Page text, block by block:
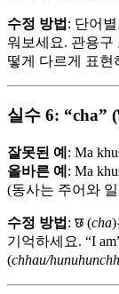
수정 방법 : 단어
워보세요. 관용구
떻게 다르게 표현
실수 6: “cha”
잘못된 예 : Ma
올바른 예 : Ma
(동사는 주어와
수정 방법 : छ (cha)
기억하세요. “I
(chhau/